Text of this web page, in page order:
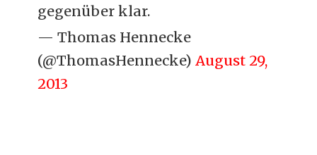
gegenüber klar.
— Thomas Hennecke
(@ThomasHennecke)August 29,
2013